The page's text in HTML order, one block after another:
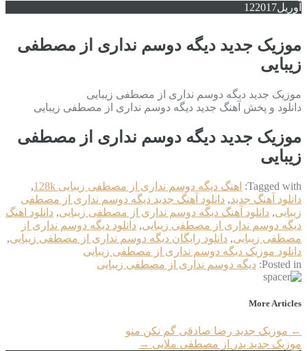
آوریل 122017
موزیک جدید دیگه دوسم نداری از مصطفی
زیبایی
موزیک جدید دیگه دوسم نداری از مصطفی زیبایی
دانلود و پخش آهنگ جدید دیگه دوسم نداری از مصطفی زیبایی
موزیک جدید دیگه دوسم نداری از مصطفی
زیبایی
Tagged with: اهنگ دیگه دوسم نداری از مصطفی زیبایی 128k
,
دانلود آهنگ جدید, دانلود آهنگ جدید دیگه دوسم نداری از مصطفی
زیبایی, دانلود آهنگ دیگه دوسم نداری از مصطفی زیبایی, دانلود اهنگ
دیگه دوسم نداری از مصطفی زیبایی, دانلود دیگه دوسم نداری از
مصطفی زیبایی, دانلود رایگان دیگه دوسم نداری از مصطفی زیبایی,
دانلود موزیک دیگه دوسم نداری از مصطفی زیبایی
Posted in: دیگه دوسم نداری از مصطفی زیبایی
More Articles
← موزیک جدید رضا صادقی گم نکن منو
موزیک جدید پدر‎ از مصطفی ملایی
→